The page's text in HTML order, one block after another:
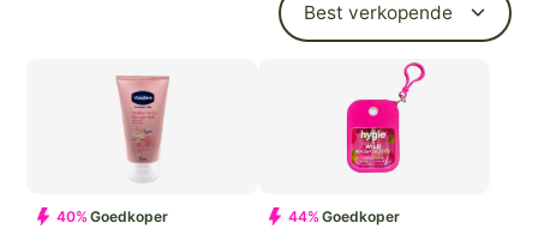
Best verkopende
40% Goedkoper
44% Goedkoper